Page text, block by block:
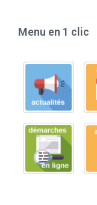
Menu en 1 clic